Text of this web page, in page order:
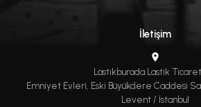
İletişim
Lastikburada Lastik
Emniyet Evleri, Eski Büyükdere Caddesi
Levent / İstanbul